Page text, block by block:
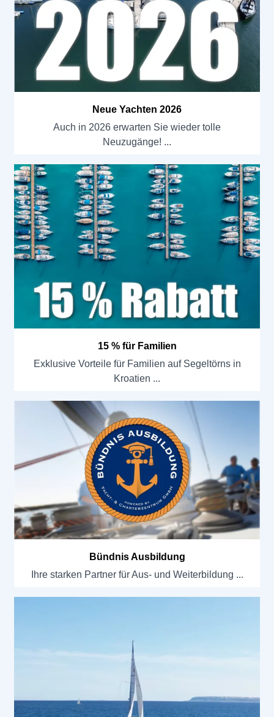
Neue Yachten 2026
Auch in 2026 erwarten Sie wieder tolle
Neuzugänge!
15 % für Familien
Exklusive Vorteile für Familien auf Segeltörns in
Kroatien
Bündnis Ausbildung
Ihre starken Partner für Aus- und Weiterbildung